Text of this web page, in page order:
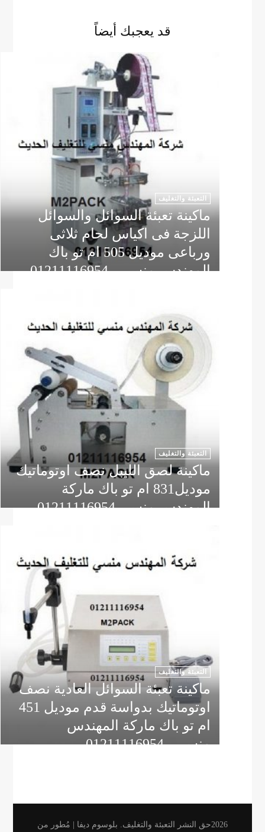
قد يعجبك أيضاً
التعبئة والتغليف
ماكينة تعبئة السوائل والسوائل
اللزجة فى اكياس لحام ثلاثى
ورباعى موديل 505 ام تو باك
المهندس منسي 01211116954
التعبئة والتغليف
ماكينة لصق الليبل نصف اوتوماتيك
موديل831 ام تو باك ماركة
المهندس منسى 01211116954
التعبئة والتغليف
ماكينة تعبئة السوائل العادية نصف
اوتوماتيك بدواسة قدم موديل 451
ام تو باك ماركة المهندس
منسي 01211116954
2026حق النشر التعبئة والتغليف بلوسوم ديفا | مُطور من